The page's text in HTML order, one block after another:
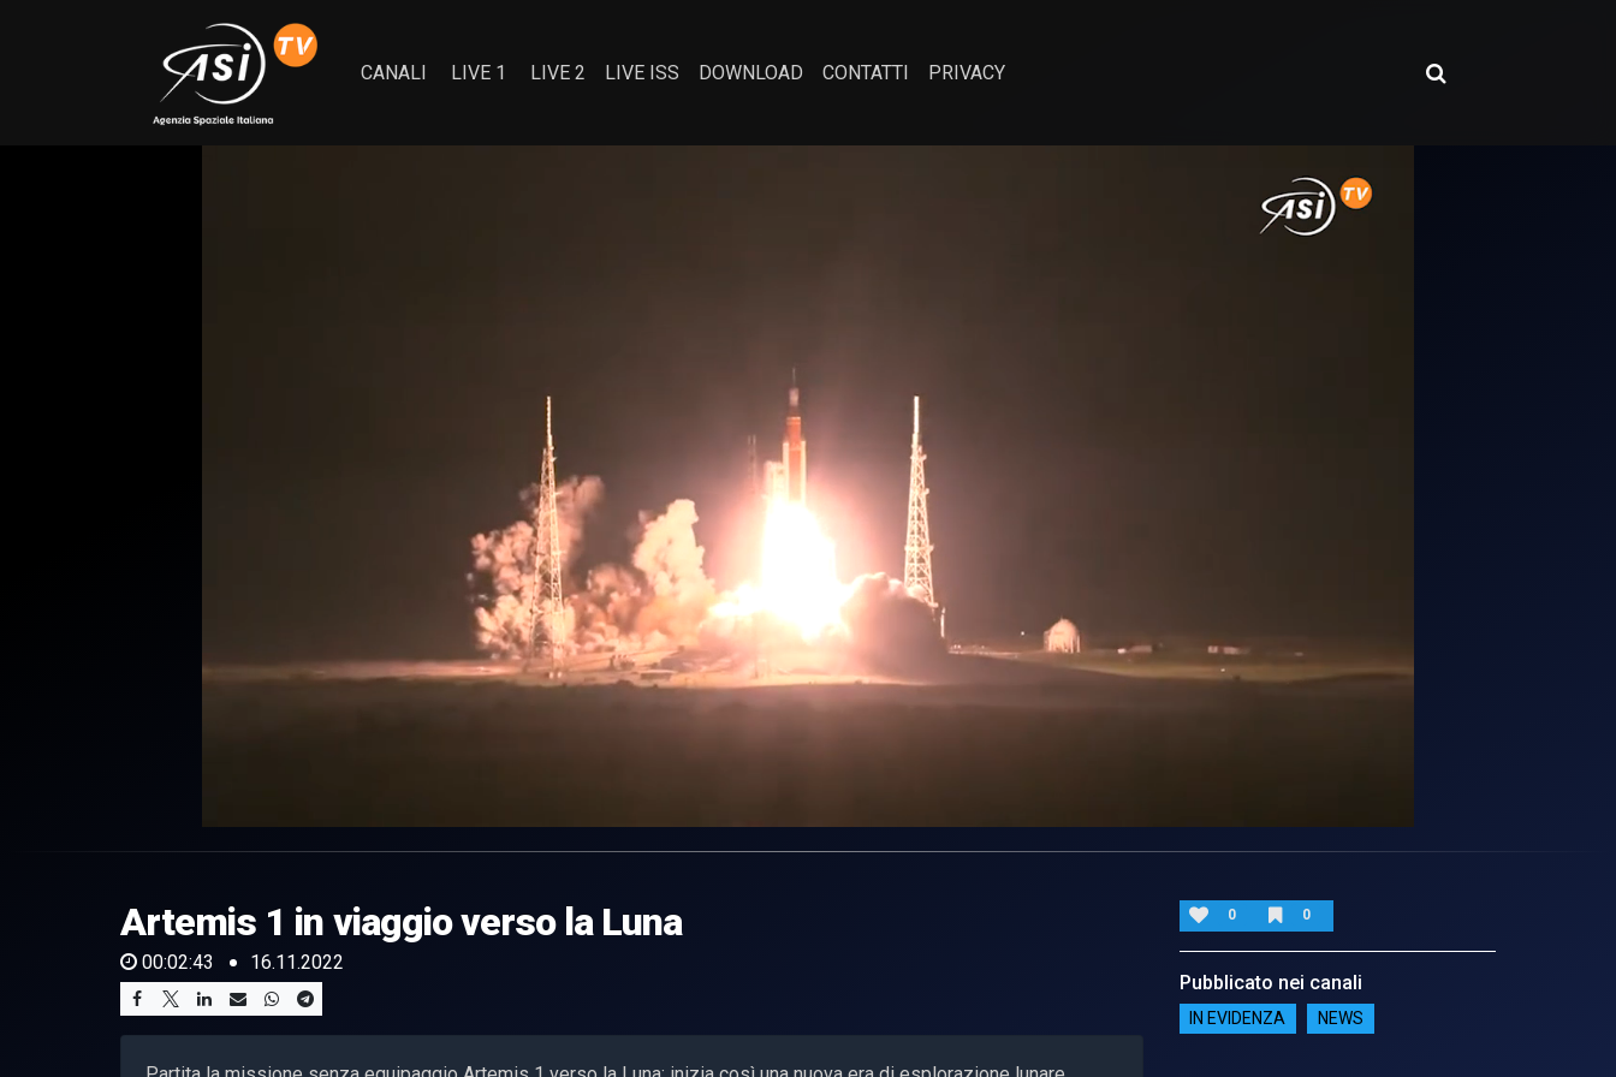
CANALI LIVE 1 LIVE 2 LIVE ISS DOWNLOAD CONTATTI PRIVACY
of
43
seconds Volume
0%
Artemis 1 in viaggio verso la Luna
00:02:43 16.11.2022
0 0
Pubblicato nei canali
IN EVIDENZA NEWS